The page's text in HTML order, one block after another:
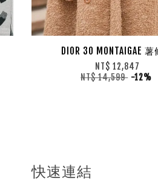
DIOR 30 MONTAIGAE
NT$ 12,847
NT$ 14,599 -12%
快速連結